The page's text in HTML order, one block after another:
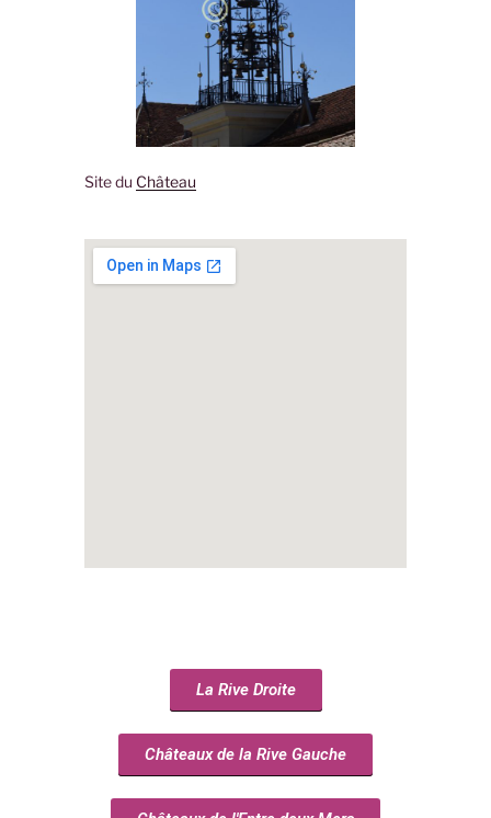
Site du Château
La Rive Droite
Châteaux de la Rive Gauche